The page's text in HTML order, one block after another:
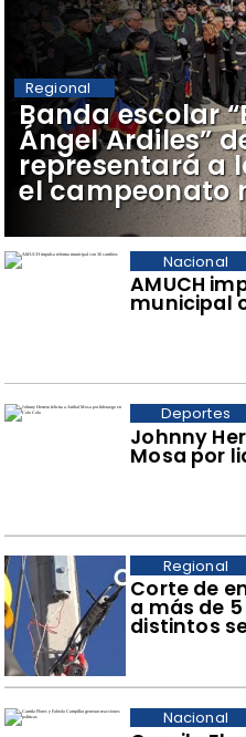
AMUCH
municipal
Nacional
Johnny
Mosa por
Deportes
Corte de
a más de
distintos
Regional
Nacional
​Banda escolar
Ángel Ardiles”
representará a
el campeonato
Regional